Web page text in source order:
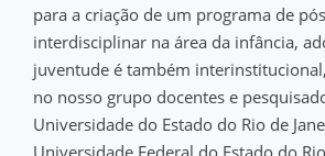
para a criação de um programa de
interdisciplinar na área da infância,
juventude é também
no nosso grupo docentes e
Universidade do Estado do Rio de
Universidade Federal do Estado do